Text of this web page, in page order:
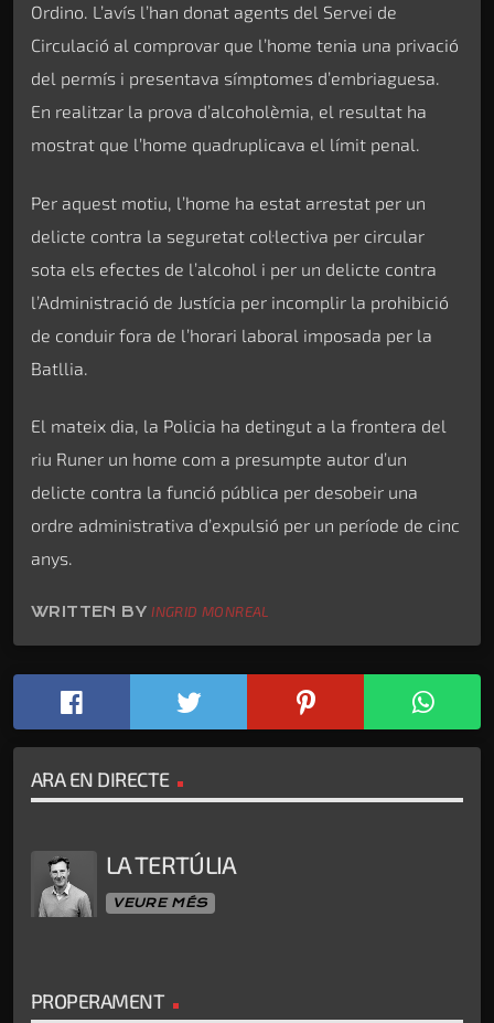
Ordino. L’avís l’han donat agents del Servei de
Circulació al comprovar que l’home tenia una privació
del permís i presentava símptomes d’embriaguesa.
En realitzar la prova d’alcoholèmia, el resultat ha
mostrat que l’home quadruplicava el límit penal.
Per aquest motiu, l’home ha estat arrestat per un
delicte contra la seguretat col·lectiva per circular
sota els efectes de l’alcohol i per un delicte contra
l’Administració de Justícia per incomplir la prohibició
de conduir fora de l’horari laboral imposada per la
Batllia.
El mateix dia, la Policia ha detingut a la frontera del
riu Runer un home com a presumpte autor d’un
delicte contra la funció pública per desobeir una
ordre administrativa d’expulsió per un període de cinc
anys.
WRITTEN BYINGRID MONREAL
ARA EN DIRECTE
LA TERTÚLIA
VEURE MÉS
PROPERAMENT